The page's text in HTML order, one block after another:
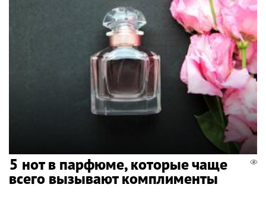
5 нот в парфюме, которые чаще
всего вызывают комплименты